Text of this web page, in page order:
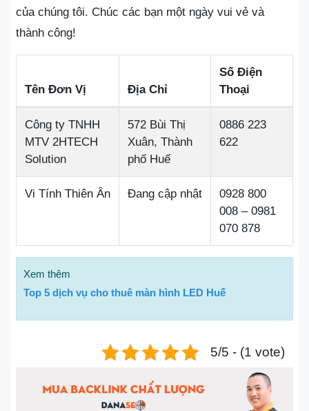
của chúng tôi. Chúc các bạn một ngày vui vẻ và
thành công!
Tên Đơn Vị Địa Chỉ
Số Điện
Thoại
Công ty TNHH
MTV 2HTECH
Solution
572 Bùi Thị
Xuân, Thành
phố Huế
0886 223
622
Vi Tính Thiên Ân Đang cập nhật
0928 800
008 – 0981
070 878
Xem thêm
Top 5 dịch vụ cho thuê màn hình LED Huế
5/5 - (1 vote)